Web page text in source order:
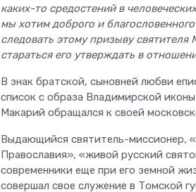
каких-то средостений в
мы хотим доброго и
следовать этому призыву
стараться его утверждать в
В знак братской, сыновней любви
список с образа Владимирской
Макарий обращался к своей
Выдающийся святитель-миссионер,
Православия», «живой русский
современники еще при его земной
совершал свое служение в Томской